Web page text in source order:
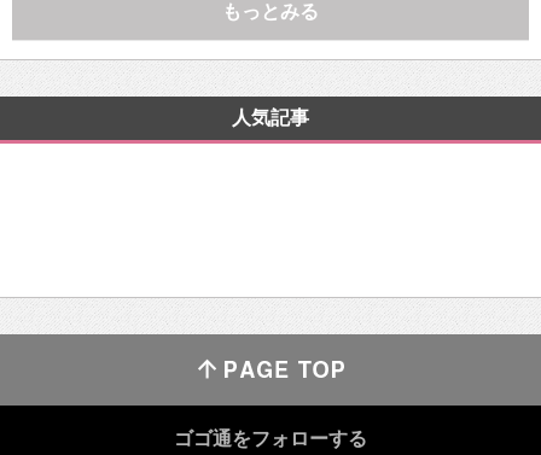
もっとみる
人気記事
ゴゴ通をフォローする